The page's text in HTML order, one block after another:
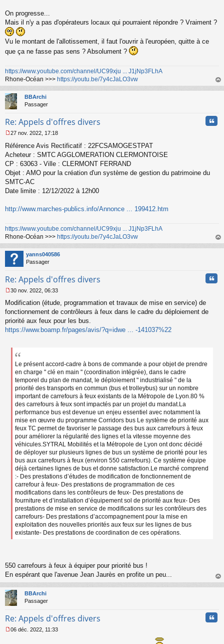
On progresse...
Mais il n'y a pas d'opérateurs locaux qui pourraient répondre ? Vraiment ?
Vu le montant de l'allotissement, il faut l'ouvrir à l'européen, quitte à ce
que ça ne fasse pas sens ? Absolument ?
https://www.youtube.com/channel/UC99xju ... J1jNp3FLhA
Rhone-Océan >>> https://youtu.be/7y4cJaLO3vw
au
BBArchi
Passager
Re: Appels d'offres divers
e
s
s
g
e
n
n
27 nov. 2022, 17:18
Référence Avis Rectificatif : 22FCSAMOGESTPAT
Acheteur : SMTC AGGLOMERATION CLERMONTOISE
CP : 63063 - Ville : CLERMONT FERRAND
Objet : AMO pour la création d'un système de gestion du patrimoine du
SMTC-AC
Date limite : 12/12/2022 à 12h00
http://www.marches-publics.info/Annonce ... 199412.htm
https://www.youtube.com/channel/UC99xju ... J1jNp3FLhA
Rhone-Océan >>> https://youtu.be/7y4cJaLO3vw
au
yanns040586
Passager
Re: Appels d'offres divers
e
s
s
g
n
30 nov. 2022, 06:33
Modification (étude, programmation et travaux de mise en service) de
fonctionnement de contrôleurs à feux dans le cadre du déploiement de
priorité aux feux pour les bus.
https://www.boamp.fr/pages/avis/?q=idwe ... -141037%22
Le présent accord-cadre à bons de commande a pour objet de prendre
en charge " clé en main " (coordination intégrée), dans le cadre
temporel du plan de mandat, le déploiement " industrialisé " de la
priorité des transports en commun (bus et trolleybus) sur un nombre
important de carrefours à feux existants de la Métropole de Lyon.80 %
des carrefours à feux sont impactés par un projet du mandat.La
performance bus est devenue un enjeu essentiel avec notamment la
mise en œuvre du programme Corridors bus Le système de priorité aux
feux TC permet de favoriser le passage des bus aux carrefours à feux
pour améliorer la régularité des lignes et la vitesse moyenne des
véhicules.SYTRAL Mobilités et la Métropole de Lyon ont donc décidé
de déployer sur plusieurs lignes de bus un système de priorité pour les
bus aux carrefours à feux (environ 550 carrefours). Ce système équipe
déjà certaines lignes de bus et donne satisfaction.Le marché comprend
:- Des prestations d’études de modification de fonctionnement de
carrefour à feux- Des prestations de programmation de ces
modifications dans les contrôleurs de feux- Des prestations de
fourniture et d’installation d’équipement sol de priorité aux feux- Des
prestations de mise en service de modifications sur les contrôleurs des
carrefours- Des prestations d’accompagnement pour la mise en
exploitation des nouvelles priorités aux feux sur les lignes de bus
existante- Des prestations de coordination de ces opérations.
550 carrefours à feux à équiper pour priorité bus !
En espérant que l'avenue Jean Jaurès en profite un peu...
au
BBArchi
Passager
Re: Appels d'offres divers
06 déc. 2022, 11:33